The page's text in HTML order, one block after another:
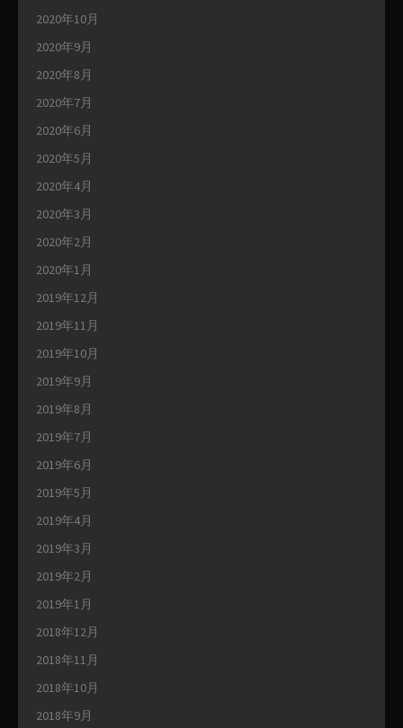
2020年10月
2020年9月
2020年8月
2020年7月
2020年6月
2020年5月
2020年4月
2020年3月
2020年2月
2020年1月
2019年12月
2019年11月
2019年10月
2019年9月
2019年8月
2019年7月
2019年6月
2019年5月
2019年4月
2019年3月
2019年2月
2019年1月
2018年12月
2018年11月
2018年10月
2018年9月